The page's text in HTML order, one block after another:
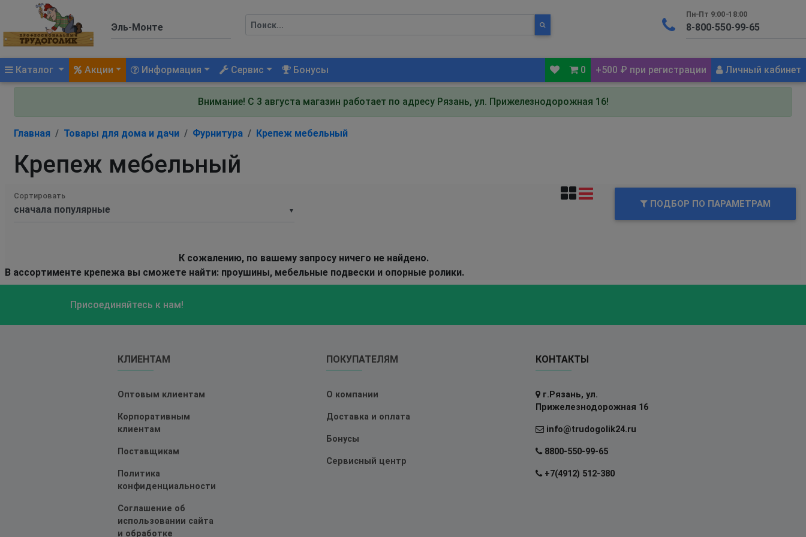
Пн-Пт 9:00-18:00
Каталог (current)Акции Информация Сервис Бонусы 0 +500 ₽ при регистрации Личный кабинет
Внимание! С 3 августа магазин работает по адресу Рязань, ул. Прижелезнодорожная 16!
Главная Товары для дома и дачи Фурнитура Крепеж мебельный
Крепеж мебельный
ПОДБОР ПО ПАРАМЕТРАМ
▼
Сортировать
К сожалению, по вашему запросу ничего не найдено.
В ассортименте крепежа вы сможете найти: проушины, мебельные подвески и опорные ролики.
Присоединяйтесь к нам!
КЛИЕНТАМ
Оптовым клиентам
Корпоративным
клиентам
Поставщикам
Политика
конфиденциальности
Соглашение об
использовании сайта
и обработке
ПОКУПАТЕЛЯМ
О компании
Доставка и оплата
Бонусы
Сервисный центр
КОНТАКТЫ
г.Рязань, ул.
Прижелезнодорожная 16
info@trudogolik24.ru
8800-550-99-65
+7(4912) 512-380